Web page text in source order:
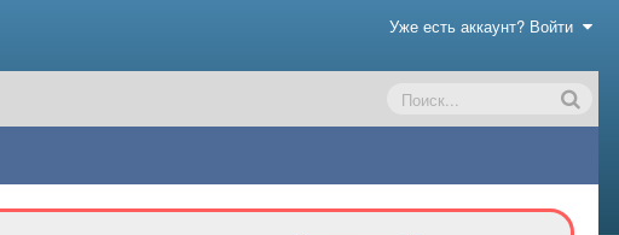
Уже есть аккаунт? Войти